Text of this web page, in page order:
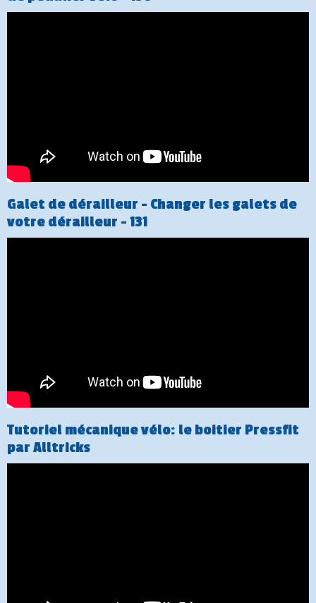
Galet de dérailleur - Changer les galets de
votre dérailleur - 131
Tutoriel mécanique vélo: le boitier Pressfit
par Alltricks